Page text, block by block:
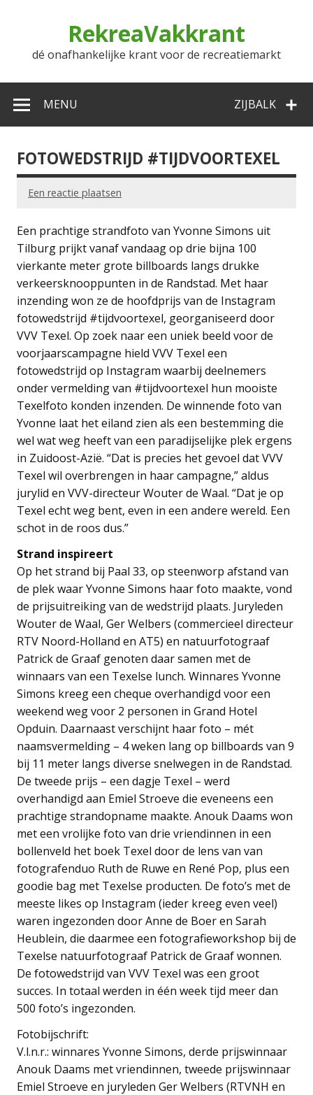
RekreaVakkrant
dé onafhankelijke krant voor de recreatiemarkt
ZIJBALK
MENU
FOTOWEDSTRIJD #TIJDVOORTEXEL
Een reactie plaatsen
Een prachtige strandfoto van Yvonne Simons uit
Tilburg prijkt vanaf vandaag op drie bijna 100
vierkante meter grote billboards langs drukke
verkeersknooppunten in de Randstad. Met haar
inzending won ze de hoofdprijs van de Instagram
fotowedstrijd #tijdvoortexel, georganiseerd door
VVV Texel. Op zoek naar een uniek beeld voor de
voorjaarscampagne hield VVV Texel een
fotowedstrijd op Instagram waarbij deelnemers
onder vermelding van #tijdvoortexel hun mooiste
Texelfoto konden inzenden. De winnende foto van
Yvonne laat het eiland zien als een bestemming die
wel wat weg heeft van een paradijselijke plek ergens
in Zuidoost-Azië. “Dat is precies het gevoel dat VVV
Texel wil overbrengen in haar campagne,” aldus
jurylid en VVV-directeur Wouter de Waal. “Dat je op
Texel echt weg bent, even in een andere wereld. Een
schot in de roos dus.”
Strand inspireert
Op het strand bij Paal 33, op steenworp afstand van
de plek waar Yvonne Simons haar foto maakte, vond
de prijsuitreiking van de wedstrijd plaats. Juryleden
Wouter de Waal, Ger Welbers (commercieel directeur
RTV Noord-Holland en AT5) en natuurfotograaf
Patrick de Graaf genoten daar samen met de
winnaars van een Texelse lunch. Winnares Yvonne
Simons kreeg een cheque overhandigd voor een
weekend weg voor 2 personen in Grand Hotel
Opduin. Daarnaast verschijnt haar foto – mét
naamsvermelding – 4 weken lang op billboards van 9
bij 11 meter langs diverse snelwegen in de Randstad.
De tweede prijs – een dagje Texel – werd
overhandigd aan Emiel Stroeve die eveneens een
prachtige strandopname maakte. Anouk Daams won
met een vrolijke foto van drie vriendinnen in een
bollenveld het boek Texel door de lens van van
fotografenduo Ruth de Ruwe en René Pop, plus een
goodie bag met Texelse producten. De foto’s met de
meeste likes op Instagram (ieder kreeg even veel)
waren ingezonden door Anne de Boer en Sarah
Heublein, die daarmee een fotografieworkshop bij de
Texelse natuurfotograaf Patrick de Graaf wonnen.
De fotowedstrijd van VVV Texel was een groot
succes. In totaal werden in één week tijd meer dan
500 foto’s ingezonden.
Fotobijschrift:
V.l.n.r.: winnares Yvonne Simons, derde prijswinnaar
Anouk Daams met vriendinnen, tweede prijswinnaar
Emiel Stroeve en juryleden Ger Welbers (RTVNH en